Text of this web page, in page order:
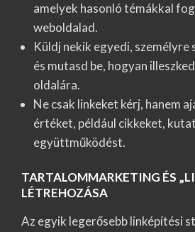
amelyek hasonló témákkal
weboldalad.
Küldj nekik egyedi,
és mutasd be, hogyan
oldalára.
Ne csak linkeket kérj, hanem
értéket, például cikkeket,
együttműködést.
TARTALOMMARKETING ÉS
LÉTREHOZÁSA
Az egyik legerősebb linképítési